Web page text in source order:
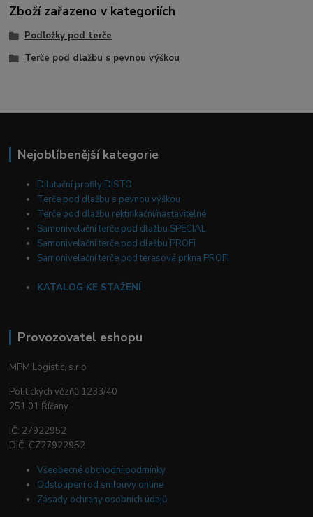
Zboží zařazeno v kategoriích
Podložky pod terče
Terče pod dlažbu s pevnou výškou
Nejoblíbenější kategorie
Dilatační profily DISTO
Terče pod dlažbu s pevnou výškou
Terče pod dlažbu rektifikační/nastavitelné
Samonivelační terče pod dlažbu SPECIAL
Samonivelační terče pod dlažbu PROFI
Samonivelační terče pod terasová prkna PROFI
KATALOG KE STAŽENÍ
Provozovatel eshopu
MPM Logistic, s.r.o
Politických vězňů 1233/40
251 01 Říčany
IČ: 27922952
DIČ: CZ27922952
Všeobecné obchodní podmínky
Odstoupení od smlouvy online
Zásady ochrany osobních údajů